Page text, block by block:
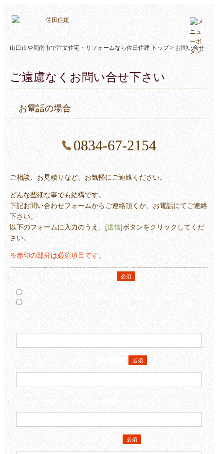
山口市や周南市で注文住宅・リフォームなら佐田住建 トップ > お問い合せ
ご遠慮なくお問い合せ下さい
お電話の場合
0834-67-2154
ご相談、お見積りなど、お気軽にご連絡ください。
どんな些細な事でも結構です。
下記お問い合わせフォームからご連絡頂くか、お電話にてご連絡
下さい。
以下のフォームに入力のうえ、[送信]ボタンをクリックしてくだ
さい。
※赤印の部分は必須項目です。
お客様区分 必須
必須
必須